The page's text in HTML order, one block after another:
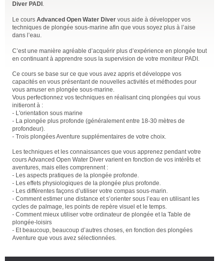
Diver PADI .
Le cours Advanced Open Water Diver vous aide à développer vos
techniques de plongée sous-marine afin que vous soyez plus à l’aise
dans l’eau.
C’est une manière agréable d’acquérir plus d’expérience en plongée tout
en continuant à apprendre sous la supervision de votre moniteur PADI.
Ce cours se base sur ce que vous avez appris et développe vos
capacités en vous présentant de nouvelles activités et méthodes pour
vous amuser en plongée sous-marine.
Vous perfectionnez vos techniques en réalisant cinq plongées qui vous
initieront à :
- L'orientation sous marine
- La plongée plus profonde (généralement entre 18-30 mètres de
profondeur).
- Trois plongées Aventure supplémentaires de votre choix.
Les techniques et les connaissances que vous apprenez pendant votre
cours Advanced Open Water Diver varient en fonction de vos intérêts et
aventures, mais elles comprennent :
- Les aspects pratiques de la plongée profonde.
- Les effets physiologiques de la plongée plus profonde.
- Les différentes façons d’utiliser votre compas sous-marin.
- Comment estimer une distance et s’orienter sous l’eau en utilisant les
cycles de palmage, les points de repère visuel et le temps.
- Comment mieux utiliser votre ordinateur de plongée et la Table de
plongée-loisirs
- Et beaucoup, beaucoup d’autres choses, en fonction des plongées
Aventure que vous avez sélectionnées.